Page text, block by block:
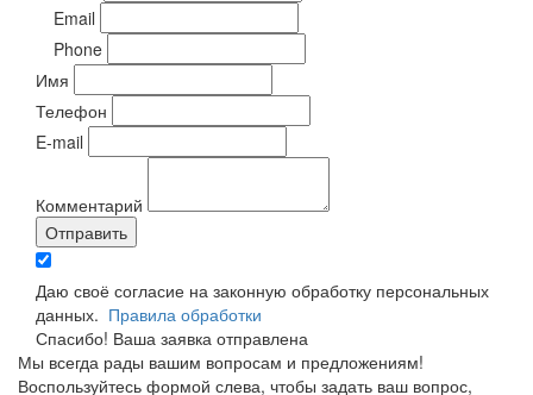
Email
Phone
Имя
Телефон
E-mail
Комментарий
Отправить
Даю своё согласие на законную обработку персональных
данных. Правила обработки
Спасибо! Ваша заявка отправлена
Мы всегда рады вашим вопросам и предложениям!
Воспользуйтесь формой слева, чтобы задать ваш вопрос,